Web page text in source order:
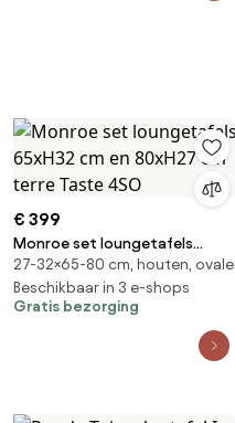
€ 399
Monroe set loungetafels
65xH32 cm en 80xH27 cm terre
Taste 4SO
27-32×65-80 cm, houten, ovale
Beschikbaar in 3 e-shops
Gratis bezorging